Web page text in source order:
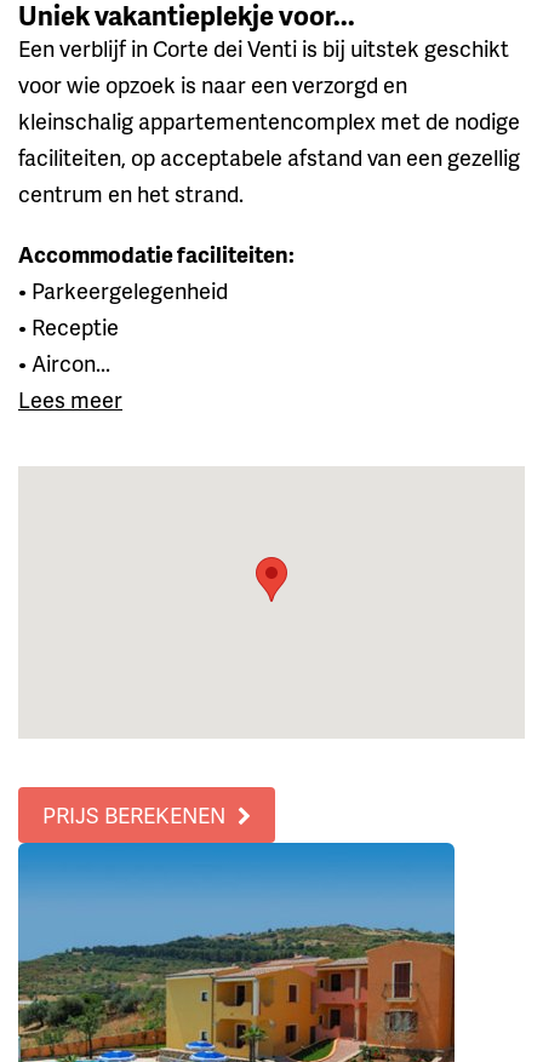
Uniek vakantieplekje voor...
Een verblijf in Corte dei Venti is bij uitstek geschikt
voor wie opzoek is naar een verzorgd en
kleinschalig appartementencomplex met de nodige
faciliteiten, op acceptabele afstand van een gezellig
centrum en het strand.
Accommodatie faciliteiten:
• Parkeergelegenheid
• Receptie
• Aircon...
Lees meer
PRIJS BEREKENEN